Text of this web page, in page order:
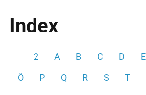
Index
2 A B C D E
Ö P Q R S T